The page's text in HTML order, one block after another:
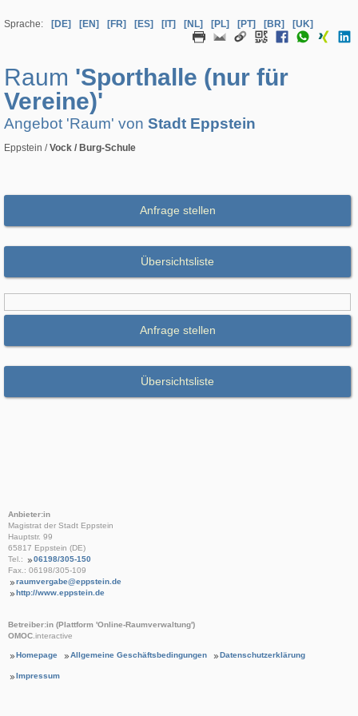
Sprache: [DE] [EN] [FR] [ES] [IT] [NL] [PL] [PT] [BR] [UK]
Raum 'Sporthalle (nur für
Vereine)'
Angebot 'Raum' von Stadt Eppstein
Eppstein /Vock / Burg-Schule
Anfrage stellen
Übersichtsliste
Anfrage stellen
Übersichtsliste
Anbieter:in
Magistrat der Stadt Eppstein
Hauptstr. 99
65817 Eppstein (DE)
Tel.:
06198/305-150
Fax.: 06198/305-109
raumvergabe@eppstein.de
http://www.eppstein.de
Betreiber:in (Plattform 'Online-Raumverwaltung')
OMOC.interactive
Homepage Allgemeine Geschäftsbedingungen Datenschutzerklärung
Impressum